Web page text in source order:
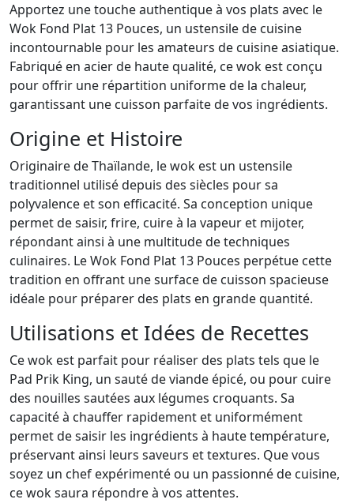
Apportez une touche authentique à vos plats avec le
Wok Fond Plat 13 Pouces, un ustensile de cuisine
incontournable pour les amateurs de cuisine asiatique.
Fabriqué en acier de haute qualité, ce wok est conçu
pour offrir une répartition uniforme de la chaleur,
garantissant une cuisson parfaite de vos ingrédients.
Origine et Histoire
Originaire de Thaïlande, le wok est un ustensile
traditionnel utilisé depuis des siècles pour sa
polyvalence et son efficacité. Sa conception unique
permet de saisir, frire, cuire à la vapeur et mijoter,
répondant ainsi à une multitude de techniques
culinaires. Le Wok Fond Plat 13 Pouces perpétue cette
tradition en offrant une surface de cuisson spacieuse
idéale pour préparer des plats en grande quantité.
Utilisations et Idées de Recettes
Ce wok est parfait pour réaliser des plats tels que le
Pad Prik King, un sauté de viande épicé, ou pour cuire
des nouilles sautées aux légumes croquants. Sa
capacité à chauffer rapidement et uniformément
permet de saisir les ingrédients à haute température,
préservant ainsi leurs saveurs et textures. Que vous
soyez un chef expérimenté ou un passionné de cuisine,
ce wok saura répondre à vos attentes.